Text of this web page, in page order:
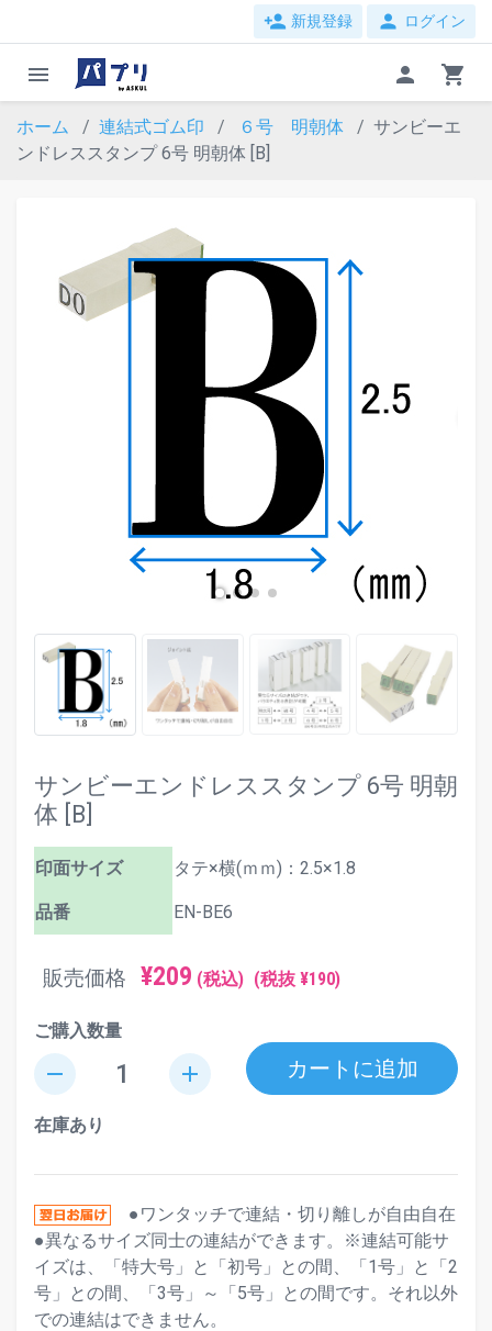
person_add 新規登録 person ログイン
menu person shopping_cart
ホーム 連結式ゴム印 ６号 明朝体
サンビーエ
ンドレススタンプ 6号 明朝体 [B]
サンビーエンドレススタンプ 6号 明朝
体 [B]
印面サイズ タテ×横(ｍｍ)：2.5×1.8
品番 EN-BE6
販売価格 ¥209 (税込) (税抜 ¥190)
ご購入数量
remove add カートに追加
在庫あり
●ワンタッチで連結・切り離しが自由自在
●異なるサイズ同士の連結ができます。※連結可能サ
イズは、「特大号」と「初号」との間、「1号」と「2
号」との間、「3号」～「5号」との間です。それ以外
での連結はできません。